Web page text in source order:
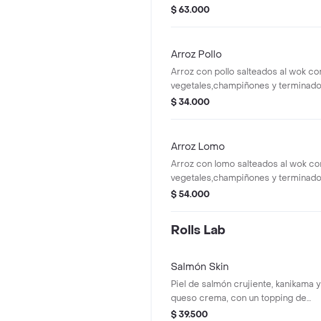
jugoso lomo de salmón bañado en
$ 63.000
Arroz Pollo
Arroz con pollo salteados al wok
vegetales,champiñones y
wonton frito
$ 34.000
Arroz Lomo
Arroz con lomo salteados al wok
vegetales,champiñones y
wonton frito
$ 54.000
Rolls Lab
Salmón Skin
Piel de salmón crujiente, kanikama y
queso crema, con un topping de
aguacate, salsa dinamita y masago.
$ 39.500